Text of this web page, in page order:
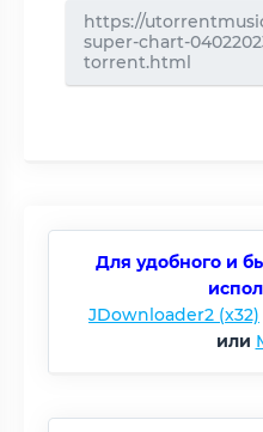
https://
super-chart-
torrent.html
Для удобного и
JDownloader2 (x32)
или